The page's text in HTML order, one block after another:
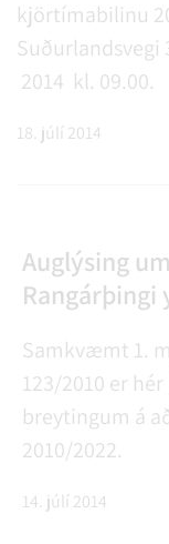
kjörtímabilinu
2014 kl. 09.00.
18. júlí 2014
Auglýsing
Rangárþingi
Samkvæmt 1.
123/2010 er
breytingum á
2010/2022.
14. júlí 2014